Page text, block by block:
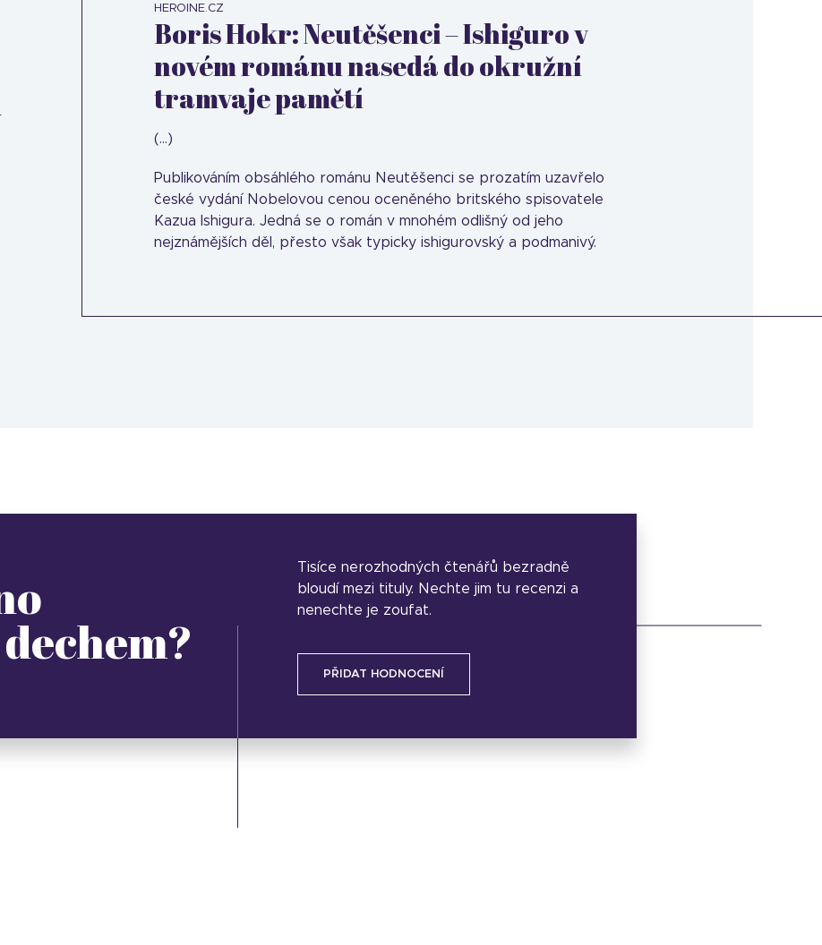
HEROINE.CZ
Boris Hokr: Neutěšenci – Ishiguro v
novém románu nasedá do okružní
tramvaje pamětí
(...)
Publikováním obsáhlého románu Neutěšenci se prozatím uzavřelo
české vydání Nobelovou cenou oceněného britského spisovatele
Kazua Ishigura. Jedná se o román v mnohém odlišný od jeho
nejznámějších děl, přesto však typicky ishigurovský a podmanivý.
Tisíce nerozhodných čtenářů bezradně
bloudí mezi tituly. Nechte jim tu recenzi a
nenechte je zoufat.
PŘIDAT HODNOCENÍ